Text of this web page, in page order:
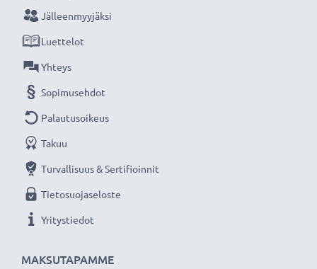
Teknologia : Litiumionit
Mitat: 55,5 × 38 × 21 mm
Väri: Musta
virtalähde valokuvakameraasi tai videokameraasi.
★3 vuoden takuu★
Olemme vuonna 2004 perustettu kansainvälinen
siksi tarjoamme 36 kuukauden takuun!
MAKSUTAPAMME
Jälleenmyyjäksi
Luettelot
Yhteys
Sopimusehdot
Palautusoikeus
Takuu
Turvallisuus & Sertifioinnit
Tietosuojaseloste
Yritystiedot